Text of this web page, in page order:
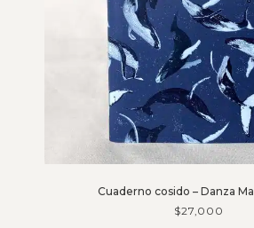
Cuaderno cosido – Danza
$27,000